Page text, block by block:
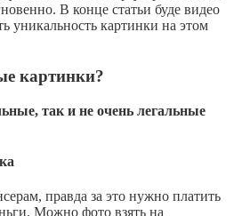
В конце статьи буде видео
уникальность картинки на этом
картинки?
так и не очень легальные
правда за это нужно платить
Можно фото взять на